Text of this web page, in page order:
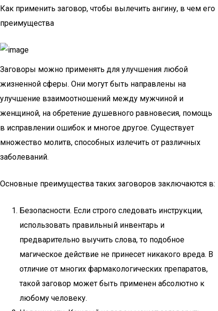
Как применить заговор, чтобы вылечить ангину, в чем его
преимущества
Заговоры можно применять для улучшения любой
жизненной сферы. Они могут быть направлены на
улучшение взаимоотношений между мужчиной и
женщиной, на обретение душевного равновесия, помощь
в исправлении ошибок и многое другое. Существует
множество молитв, способных излечить от различных
заболеваний.
Основные преимущества таких заговоров заключаются в:
Безопасности. Если строго следовать инструкции,
использовать правильный инвентарь и
предварительно выучить слова, то подобное
магическое действие не принесет никакого вреда. В
отличие от многих фармакологических препаратов,
такой заговор может быть применен абсолютно к
любому человеку.